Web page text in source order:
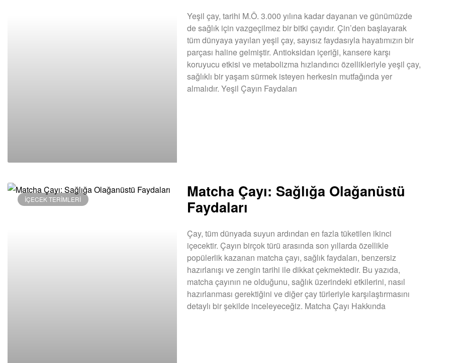
Yeşil çay, tarihi M.Ö. 3.000 yılına kadar dayanan ve günümüzde
de sağlık için vazgeçilmez bir bitki çayıdır. Çin’den başlayarak
tüm dünyaya yayılan yeşil çay, sayısız faydasıyla hayatımızın bir
parçası haline gelmiştir. Antioksidan içeriği, kansere karşı
koruyucu etkisi ve metabolizma hızlandırıcı özellikleriyle yeşil çay,
sağlıklı bir yaşam sürmek isteyen herkesin mutfağında yer
almalıdır. Yeşil Çayın Faydaları
İÇECEK TERIMLERI
Matcha Çayı: Sağlığa Olağanüstü
Faydaları
Çay, tüm dünyada suyun ardından en fazla tüketilen ikinci
içecektir. Çayın birçok türü arasında son yıllarda özellikle
popülerlik kazanan matcha çayı, sağlık faydaları, benzersiz
hazırlanışı ve zengin tarihi ile dikkat çekmektedir. Bu yazıda,
matcha çayının ne olduğunu, sağlık üzerindeki etkilerini, nasıl
hazırlanması gerektiğini ve diğer çay türleriyle karşılaştırmasını
detaylı bir şekilde inceleyeceğiz. Matcha Çayı Hakkında